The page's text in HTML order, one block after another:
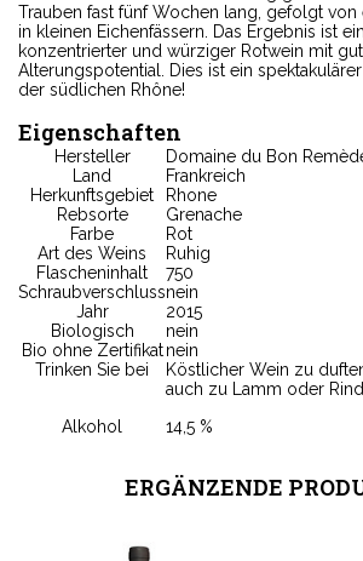
Trauben fast fünf Wochen lang, gefolgt von
in kleinen Eichenfässern. Das Ergebnis ist
konzentrierter und würziger Rotwein mit
Alterungspotential. Dies ist ein
der südlichen Rhône!
Eigenschaften
Hersteller
Domaine du Bon
Land
Frankreich
Herkunftsgebiet
Rhone
Rebsorte
Grenache
Farbe
Rot
Art des Weins
Ruhig
Flascheninhalt
750
Schraubverschlussnein
Jahr
2015
Biologisch
nein
Bio ohne Zertifikat nein
Trinken Sie bei
Köstlicher Wein zu
auch zu Lamm oder Rind
Alkohol
14,5 %
ERGÄNZENDE